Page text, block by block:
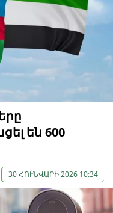
են 600
30 ՀՈՒՆՎԱՐԻ 2026 10:34